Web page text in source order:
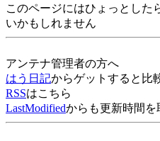
このページにはひょっとした
いかもしれません
アンテナ管理者の方へ
はう日記からゲットすると比
RSSはこちら
LastModifiedからも更新時間を